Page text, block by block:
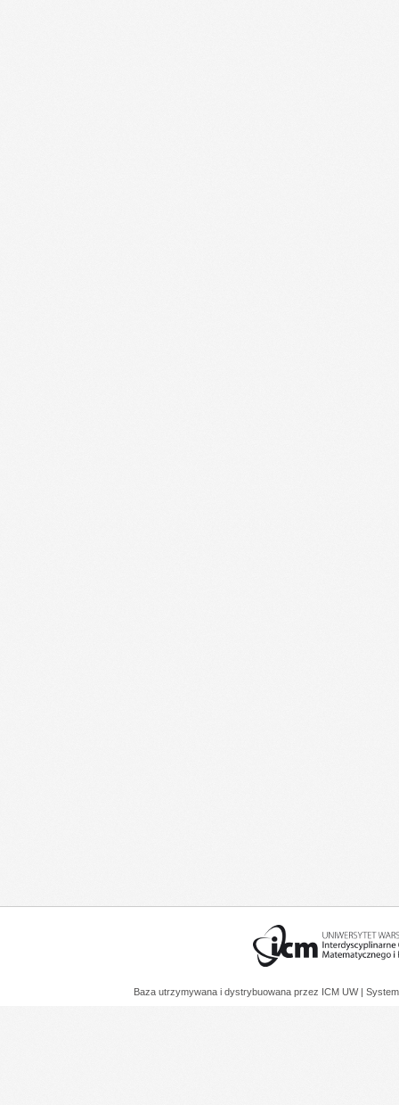
Baza utrzymywana i dystrybuowana przez ICM UW |